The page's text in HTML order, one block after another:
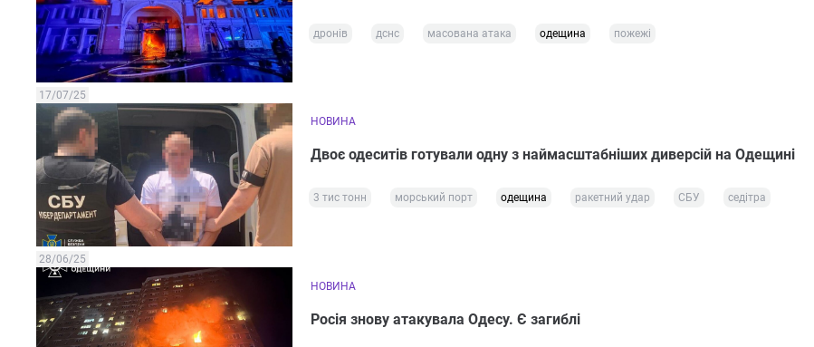
дронів дснс масована атака одещина пожежі
17/07/25
НОВИНА
Двоє одеситів готували одну з наймасштабніших диверсій на Одещині
3 тис тонн морський порт одещина ракетний удар СБУ седітра
28/06/25
НОВИНА
Росія знову атакувала Одесу. Є загиблі